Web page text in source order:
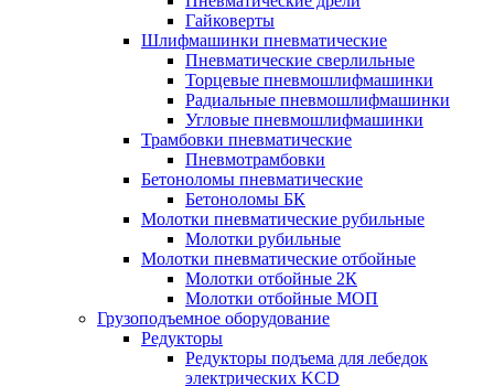
Гайковерты
Шлифмашинки пневматические
Пневматические сверлильные
Торцевые пневмошлифмашинки
Радиальные пневмошлифмашинки
Угловые пневмошлифмашинки
Трамбовки пневматические
Пневмотрамбовки
Бетоноломы пневматические
Бетоноломы БК
Молотки пневматические рубильные
Молотки рубильные
Молотки пневматические отбойные
Молотки отбойные 2К
Молотки отбойные МОП
Грузоподъемное оборудование
Редукторы
Редукторы подъема для лебедок
электрических KCD